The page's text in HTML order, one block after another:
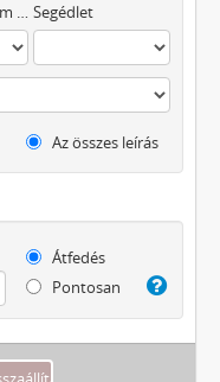
Digitális objektum áll rendelkezésre Segédlet
Az összes leírás
Átfedés
Pontosan